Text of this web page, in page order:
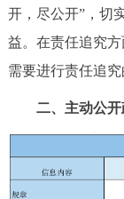
开，尽公开”，切
益。在责任追究
需要进行责任追究
二、主动公